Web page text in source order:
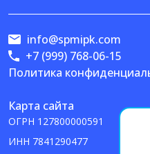
Политика
Карта сайта
ОГРН 127800000591
ИНН 7841290477
info@spmipk.com
+7 (999) 768-06-15